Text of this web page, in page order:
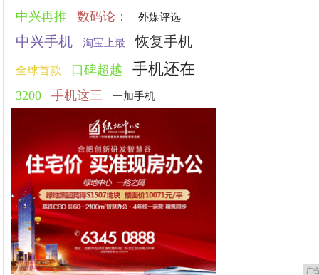
中兴再推 数码论： 外媒评选
中兴手机 淘宝上最 恢复手机
全球首款 口碑超越 手机还在
3200 手机这三 一加手机
广